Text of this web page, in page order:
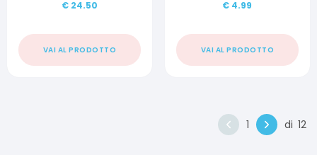
€ 24.50
VAI AL PRODOTTO
€ 4.99
VAI AL PRODOTTO
1 di 12